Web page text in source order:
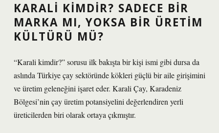
KARALI KIMDIR? SADECE BIR
MARKA MI, YOKSA BIR ÜRETIM
KÜLTÜRÜ MÜ?
“Karali kimdir?” sorusu ilk bakışta bir kişi ismi gibi dursa da
aslında Türkiye çay sektöründe kökleri güçlü bir aile girişimini
ve üretim geleneğini işaret eder. Karali Çay, Karadeniz
Bölgesi’nin çay üretim potansiyelini değerlendiren yerli
üreticilerden biri olarak ortaya çıkmıştır.